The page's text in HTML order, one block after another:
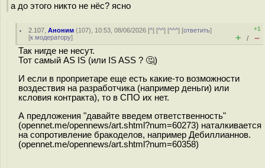
а до этого никто не нёс? ясно
2.107 ,Аноним (107), 10:53, 08/06/2026 [^] [^^] [^^^] [ответить]
[к модератору]
+1
+ / –
Так нигде не несут.
Тот самый AS IS (или IS ASS ? 🤔)
И если в проприетаре еще есть какие-то возможности
воздествия на разработчика (например деньги) или
ксловия контракта), то в СПО их нет.
А предложения "давайте введем ответственность"
(opennet.me/opennews/art.shtml?num=60273) наталкивается
на сопротивление бракоделов, например Дебиллианнов.
(opennet.me/opennews/art.shtml?num=60358)